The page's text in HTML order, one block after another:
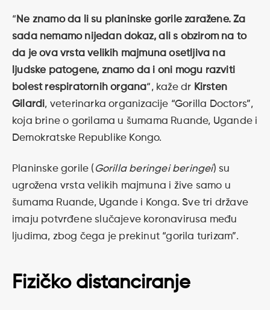
“ Ne znamo da li su planinske gorile zaražene. Za
sada nemamo nijedan dokaz, ali s obzirom na to
da je ova vrsta velikih majmuna osetljiva na
ljudske patogene, znamo da i oni mogu razviti
bolest respiratornih organa“, kaže dr Kirsten
Gilardi, veterinarka organizacije “Gorilla Doctors”,
koja brine o gorilama u šumama Ruande, Ugande i
Demokratske Republike Kongo.
Planinske gorile ( Gorilla beringei beringei) su
ugrožena vrsta velikih majmuna i žive samo u
šumama Ruande, Ugande i Konga. Sve tri države
imaju potvrđene slučajeve koronavirusa među
ljudima, zbog čega je prekinut “gorila turizam”.
Fizičko distanciranje